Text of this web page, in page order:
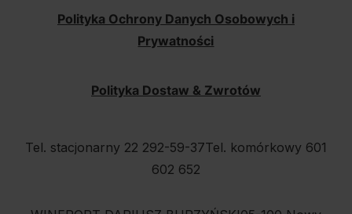
Polityka Ochrony Danych Osobowych i
Prywatności
Polityka Dostaw & Zwrotów
Tel. stacjonarny 22 292-59-37Tel. komórkowy 601
602 652